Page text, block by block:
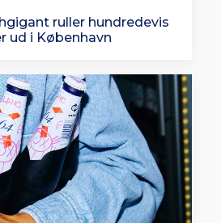
ruller hundredevis
ud i København